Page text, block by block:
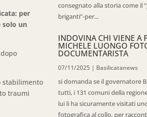
per
solo un
stabilimento
traumi
consegnato alla storia come il
briganti”-per...
INDOVINA CHI VIENE A
MICHELE LUONGO
DOCUMENTARISTA
07/11/2025 | Basilicatanews
si domanda se il governatore
tutti, i 131 comuni della
lui li ha sicuramente visitati
fotografica al collo, per